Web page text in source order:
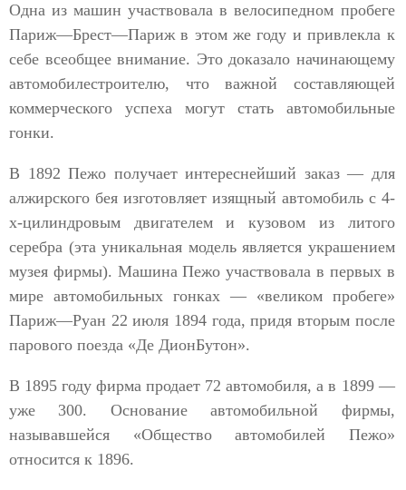
Одна из машин участвовала в велосипедном пробеге
Париж—Брест—Париж в этом же году и привлекла к
себе всеобщее внимание. Это доказало начинающему
автомобилестроителю, что важной составляющей
коммерческого успеха могут стать автомобильные
гонки.
В 1892 Пежо получает интереснейший заказ — для
алжирского бея изготовляет изящный автомобиль с 4-
х-цилиндровым двигателем и кузовом из литого
серебра (эта уникальная модель является украшением
музея фирмы). Машина Пежо участвовала в первых в
мире автомобильных гонках — «великом пробеге»
Париж—Руан 22 июля 1894 года, придя вторым после
парового поезда «Де ДионБутон».
В 1895 году фирма продает 72 автомобиля, а в 1899 —
уже 300. Основание автомобильной фирмы,
называвшейся «Общество автомобилей Пежо»
относится к 1896.